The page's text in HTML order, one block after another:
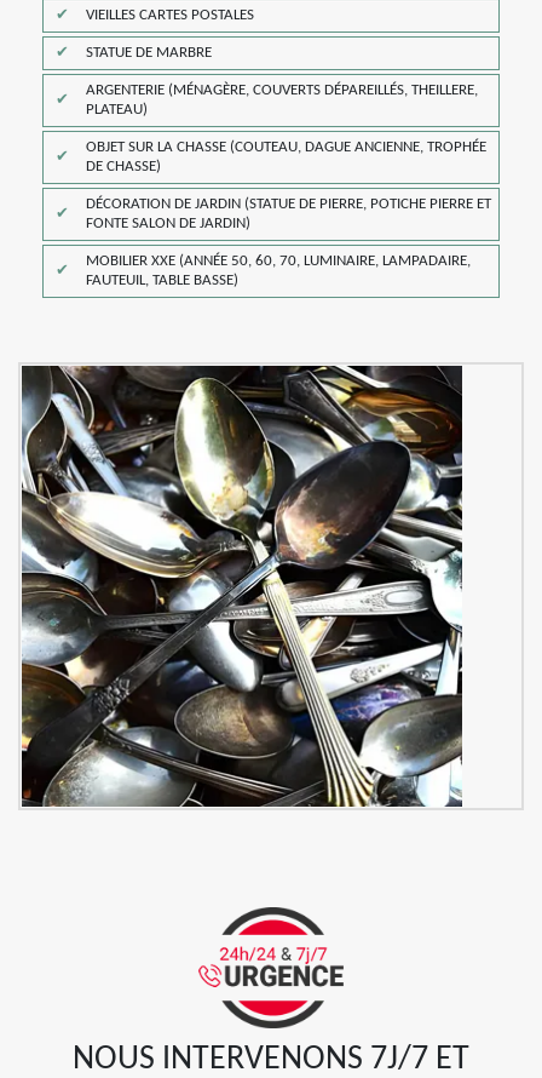
VIEILLES CARTES POSTALES
STATUE DE MARBRE
ARGENTERIE (MÉNAGÈRE, COUVERTS DÉPAREILLÉS, THEILLERE,
PLATEAU)
OBJET SUR LA CHASSE (COUTEAU, DAGUE ANCIENNE, TROPHÉE
DE CHASSE)
DÉCORATION DE JARDIN (STATUE DE PIERRE, POTICHE PIERRE ET
FONTE SALON DE JARDIN)
MOBILIER XXE (ANNÉE 50, 60, 70, LUMINAIRE, LAMPADAIRE,
FAUTEUIL, TABLE BASSE)
NOUS INTERVENONS 7J/7 ET